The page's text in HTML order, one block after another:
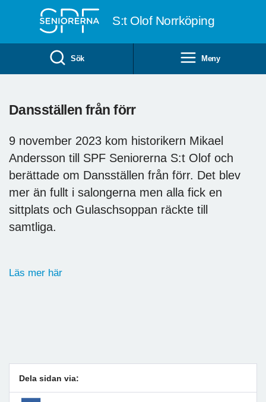
S:t Olof Norrköping
Sök Meny
Dansställen från förr
9 november 2023 kom historikern Mikael
Andersson till SPF Seniorerna S:t Olof och
berättade om Dansställen från förr. Det blev
mer än fullt i salongerna men alla fick en
sittplats och Gulaschsoppan räckte till
samtliga.
Läs mer här
Dela sidan via: